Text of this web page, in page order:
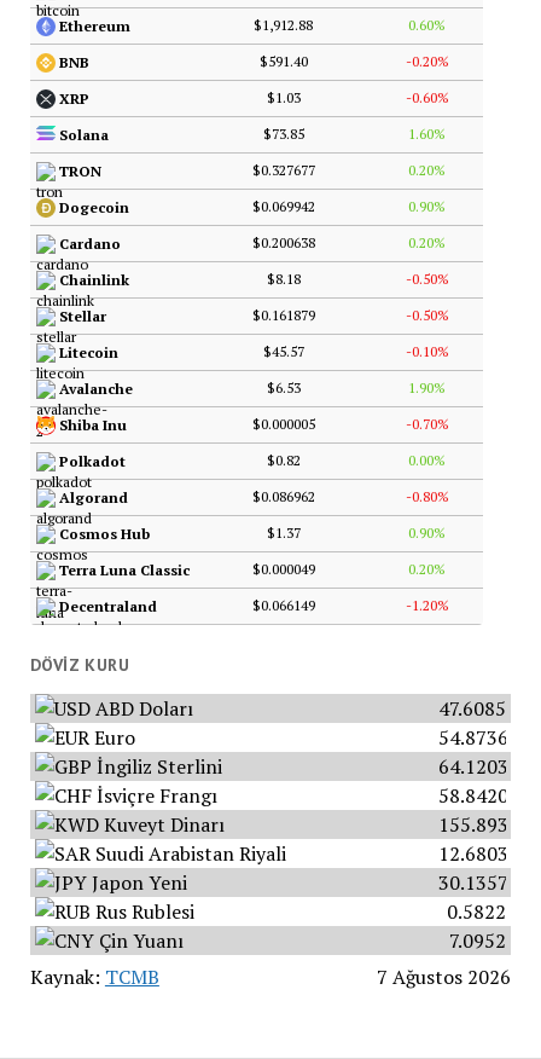
Ethereum $1,912.88 0.60%
BNB $591.40 -0.20%
XRP $1.03 -0.60%
Solana $73.85 1.60%
TRON $0.327677 0.20%
Dogecoin $0.069942 0.90%
Cardano $0.200638 0.20%
Chainlink $8.18 -0.50%
Stellar $0.161879 -0.50%
Litecoin $45.57 -0.10%
Avalanche $6.53 1.90%
Shiba Inu $0.000005 -0.70%
Polkadot $0.82 0.00%
Algorand $0.086962 -0.80%
Cosmos Hub $1.37 0.90%
Terra Luna Classic $0.000049 0.20%
Decentraland $0.066149 -1.20%
DÖVIZ KURU
ABD Doları
47.6085
Euro
54.8736
İngiliz Sterlini
64.1203
İsviçre Frangı
58.8420
Kuveyt Dinarı
155.8934
Suudi Arabistan Riyali
12.6803
Japon Yeni
30.1357
Rus Rublesi
0.5822
Çin Yuanı
7.0952
Kaynak: TCMB 7 Ağustos 2026